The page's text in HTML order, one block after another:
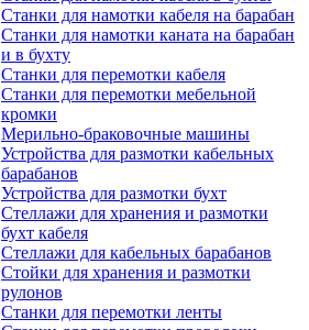
Станки для намотки кабеля на барабан
Станки для намотки каната на барабан
и в бухту
Станки для перемотки кабеля
Станки для перемотки мебельной
кромки
Мерильно-браковочные машины
Устройства для размотки кабельных
барабанов
Устройства для размотки бухт
Стеллажи для хранения и размотки
бухт кабеля
Стеллажи для кабельных барабанов
Стойки для хранения и размотки
рулонов
Станки для перемотки ленты